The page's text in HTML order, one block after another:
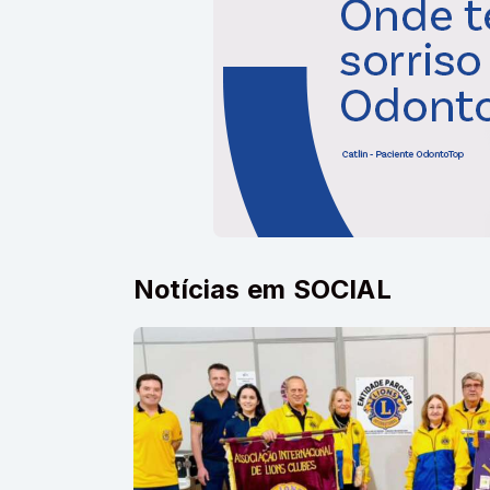
Notícias em SOCIAL